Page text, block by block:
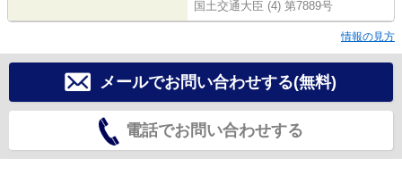
国土交通大臣 (4) 第7889号
情報の見方
メールでお問い合わせする(無料)
電話でお問い合わせする